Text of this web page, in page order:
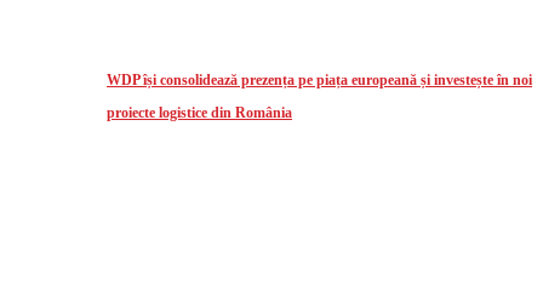
WDP își consolidează prezența pe piața europeană și investește în noi
proiecte logistice din România